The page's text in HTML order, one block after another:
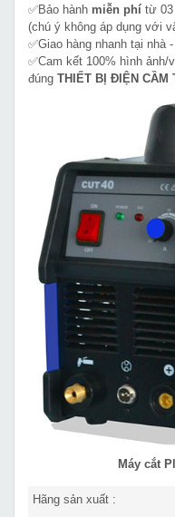
✅Bảo hành miễn phí từ 03
(chú ý không áp dụng với
✅Giao hàng nhanh tại nhà
✅Cam kết 100% hình
đúng THIẾT BỊ ĐIỆN CẦM
Máy cắt
Hãng sản xuất :